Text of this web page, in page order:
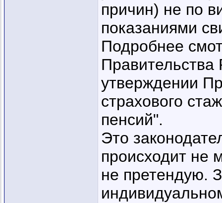
причин) не по
показаниями
Подробнее
утверждении
страхового
пенсий".
Это
происходит не
не претендую.